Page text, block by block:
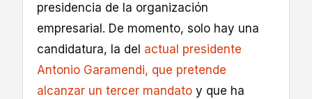
presidencia de la organización
empresarial. De momento, solo hay una
candidatura, la del actual presidente
Antonio Garamendi, que pretende
alcanzar un tercer mandato y que ha